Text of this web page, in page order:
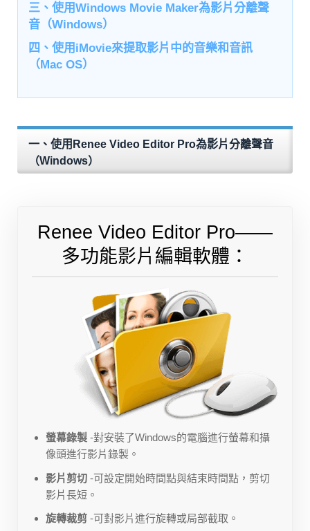
三、使用Windows Movie Maker為影片分離聲
音（Windows）
四、使用iMovie來提取影片中的音樂和音訊
（Mac OS）
一、使用Renee Video Editor Pro為影片分離聲音
（Windows）
Renee Video Editor Pro——
多功能影片編輯軟體：
螢幕錄製 -對安裝了Windows的電腦進行螢幕和攝
像頭進行影片錄製。
影片剪切 -可設定開始時間點與結束時間點，剪切
影片長短。
旋轉裁剪 -可對影片進行旋轉或局部截取。